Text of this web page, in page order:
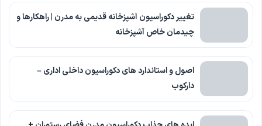
تغییر دکوراسیون آشپزخانه قدیمی به مدرن | راهکارها و
چیدمان خاص آشپزخانه
اصول و استاندارد های دکوراسیون داخلی اداری –
دارکوب